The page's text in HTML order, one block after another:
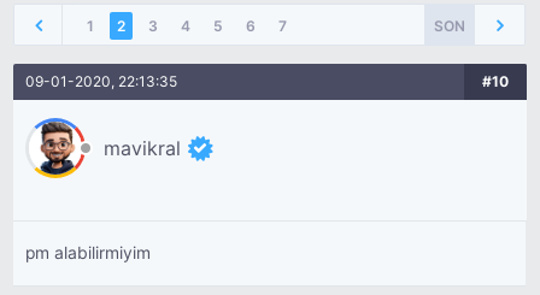
1 2 3 4 5 6 7 SON
09-01-2020, 22:13:35 #10
mavikral
pm alabilirmiyim